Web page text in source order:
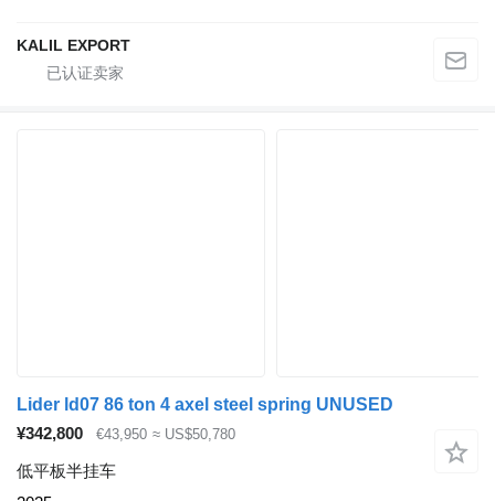
KALIL EXPORT
Lider ld07 86 ton 4 axel steel spring UNUSED
¥342,800
€43,950 ≈ US$50,780
低平板半挂车